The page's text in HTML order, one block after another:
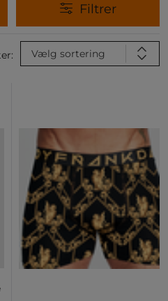
Filtrer
Vælg sortering